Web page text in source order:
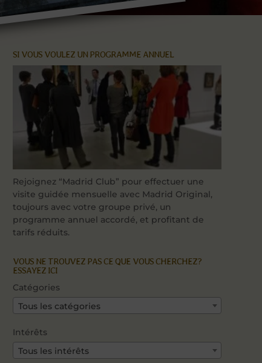
SI VOUS VOULEZ UN PROGRAMME ANNUEL
Rejoignez “Madrid Club” pour effectuer une
visite guidée mensuelle avec Madrid Original,
toujours avec votre groupe privé, un
programme annuel accordé, et profitant de
tarifs réduits.
VOUS NE TROUVEZ PAS CE QUE VOUS CHERCHEZ?
ESSAYEZ ICI
Catégories
Tous les catégories
Intérêts
Tous les intérêts